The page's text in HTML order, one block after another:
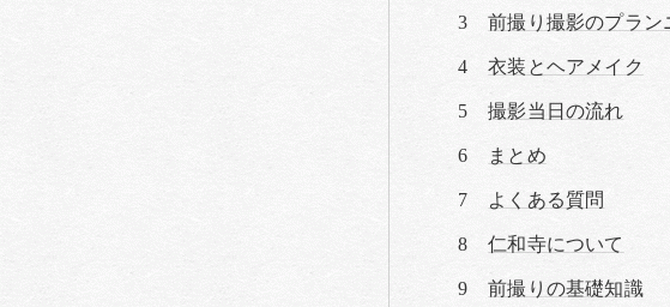
前撮り撮影のプラン
衣装とヘアメイク
撮影当日の流れ
まとめ
よくある質問
仁和寺について
前撮りの基礎知識